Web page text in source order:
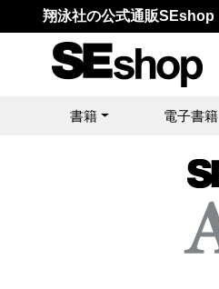
翔泳社の公式通販SEshop
書籍 電子書籍